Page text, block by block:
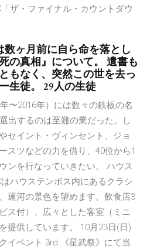
ザ・ファイナル・カウントダウ
ヶ月前に自ら命を落とし
の真相』について。 遺書も
もなく、突然この世を去っ
生徒。 29人の生徒
〜2016年）には数々の鉄板の名
出するのは至難の業だった。し
セイント・ヴィンセント、ジョ
スツなどの力を借り、40位から1
ンを行なっていきたい。 ハウス
ハウステンボス内にあるクラシ
運河の景色を望めます。飲食店3
ス付）、広々とした客室（ミニ
提供しています。 10月23日(日)
イベント 3rd 《星武祭》にて当